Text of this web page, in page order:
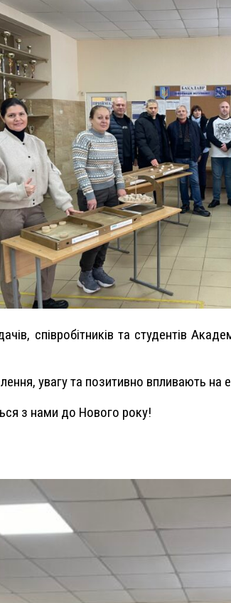
співробітників та студентів
увагу та позитивно впливають на
з нами до Нового року!